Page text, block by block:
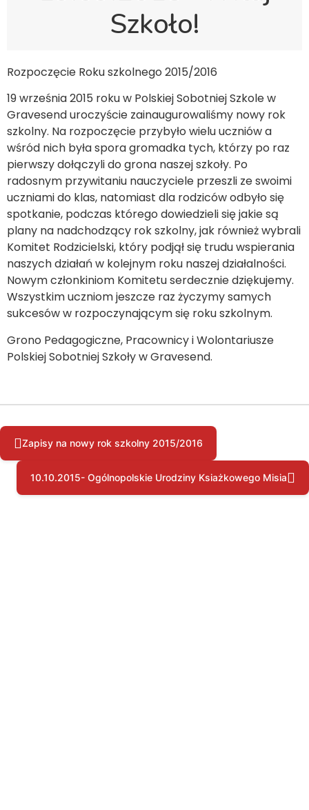
Szkoło!
Rozpoczęcie Roku szkolnego 2015/2016
19 września 2015 roku w Polskiej Sobotniej Szkole w
Gravesend uroczyście zainaugurowaliśmy nowy rok
szkolny. Na rozpoczęcie przybyło wielu uczniów a
wśród nich była spora gromadka tych, którzy po raz
pierwszy dołączyli do grona naszej szkoły. Po
radosnym przywitaniu nauczyciele przeszli ze swoimi
uczniami do klas, natomiast dla rodziców odbyło się
spotkanie, podczas którego dowiedzieli się jakie są
plany na nadchodzący rok szkolny, jak również wybrali
Komitet Rodzicielski, który podjął się trudu wspierania
naszych działań w kolejnym roku naszej działalności.
Nowym członkiniom Komitetu serdecznie dziękujemy.
Wszystkim uczniom jeszcze raz życzymy samych
sukcesów w rozpoczynającym się roku szkolnym.
Grono Pedagogiczne, Pracownicy i Wolontariusze
Polskiej Sobotniej Szkoły w Gravesend.
Zapisy na nowy rok szkolny 2015/2016
10.10.2015- Ogólnopolskie Urodziny Ksiażkowego Misia